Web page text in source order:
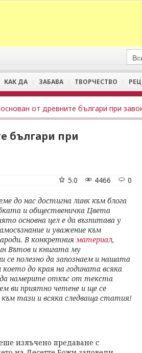
КАК ДА ЗАБАВА ТВОРЧЕСТВО
българи при
0
4466
5.0
до нас достигна линк към блога
и общественичка Цвета
основна цел е да възпитава у
и уважение към
В конкретнияматериал,
Вътов и книгата му
се полезно да запознаем и нашата
до края на годината всяка
намерите откъс от текста
ви приятно четене и ще се
към тази и всяка следваща статия!
излъчено предаване с